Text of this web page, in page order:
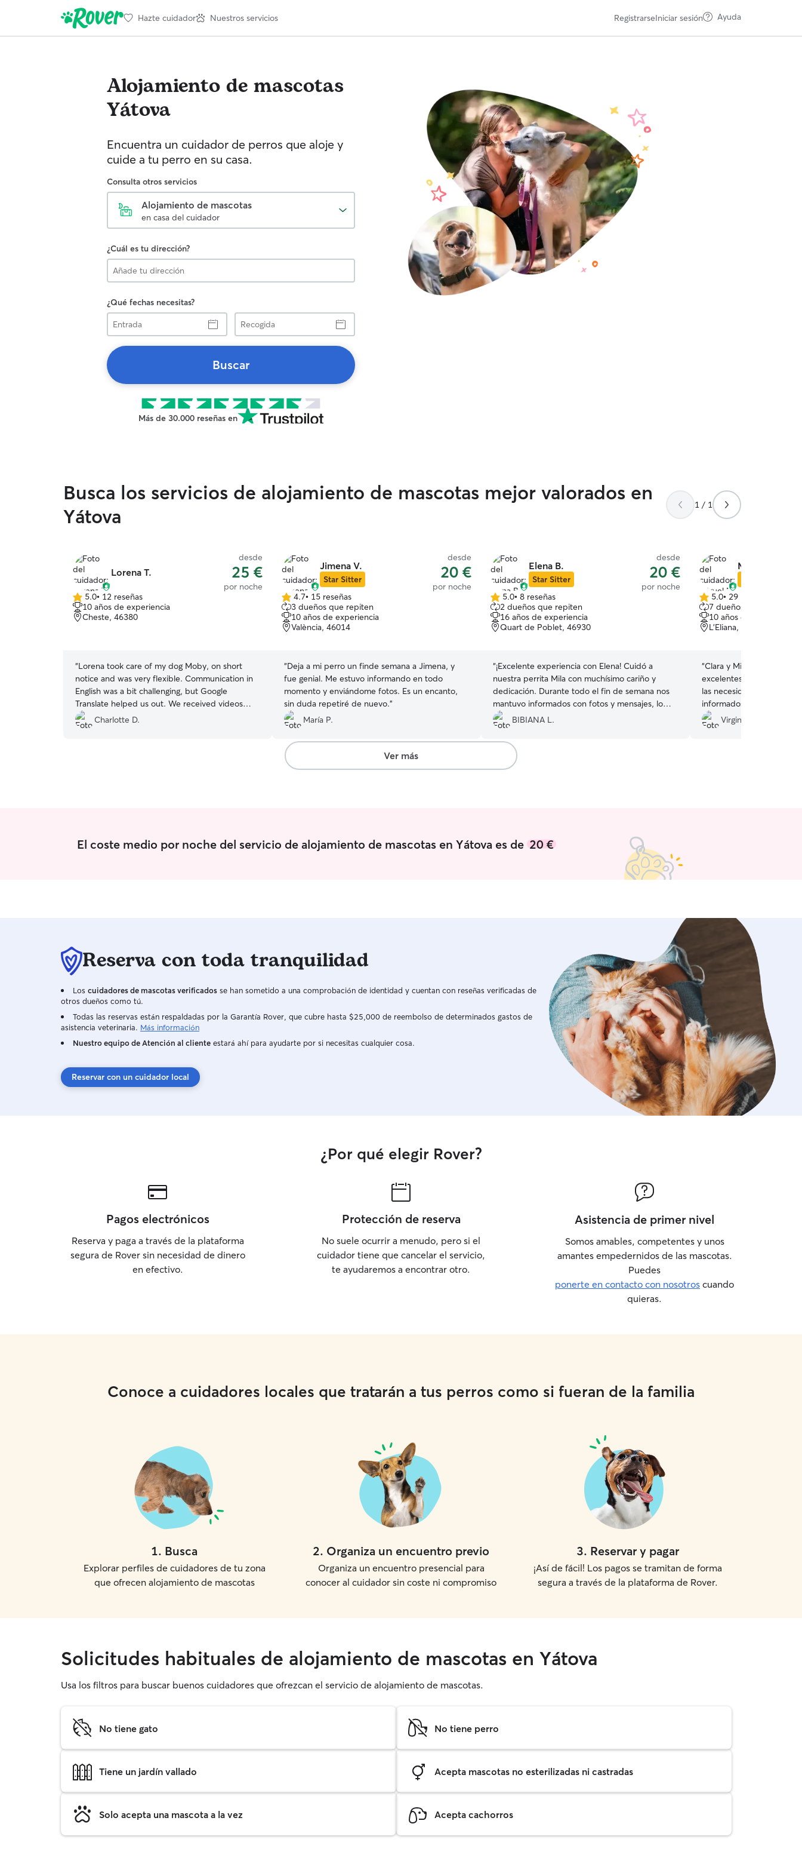
Hazte cuidador Nuestros servicios RegistrarseIniciar sesión Ayuda
Alojamiento de mascotas
Yátova
Encuentra un cuidador de perros que aloje y
cuide a tu perro en su casa.
Consulta otros servicios
Alojamiento de mascotas
en casa del cuidador
¿Cuál es tu dirección?
¿Qué fechas necesitas?
Entrada
Recogida
Buscar
Más de 30.000 reseñas en
Busca los servicios de alojamiento de mascotas mejor valorados en
Yátova
1 / 1
Lorena T.
desde
25 €
por noche
5.0
de
5
5.0• 12 reseñas
10 años de experiencia
Cheste, 46380
“Lorena took care of my dog Moby, on short
notice and was very flexible. Communication in
English was a bit challenging, but Google
Translate helped us out. We received videos
while Moby was there, playing with her dogs,
they are all very sweet. Moby had a great time,
Charlotte D.
Jimena V.
Star Sitter
desde
20 €
por noche
4.7
de
5
estrellas
4.7• 15 reseñas
3 dueños que repiten
10 años de experiencia
València, 46014
“Deja a mi perro un finde semana a Jimena, y
fue genial. Me estuvo informando en todo
momento y enviándome fotos. Es un encanto,
sin duda repetiré de nuevo.”
María P.
Elena B.
Star Sitter
desde
20 €
por noche
5.0
de
5
estrellas
5.0• 8 reseñas
2 dueños que repiten
16 años de experiencia
Quart de Poblet, 46930
“¡Excelente experiencia con Elena! Cuidó a
nuestra perrita Mila con muchísimo cariño y
dedicación. Durante todo el fin de semana nos
mantuvo informados con fotos y mensajes, lo
que nos dio mucha tranquilidad. Mila regresó
feliz, relajada y muy consentida. Sin duda la
recomendamos al 100% y volveremos a confiar
en ella. ¡Muchísimas gracias, Elena, por cuidar tan
bien de nuestra peludita!❤️🐶
BIBIANA L.
Miguel M.
5.0
de
5
estrellas
5.0• 29 reseñas
7 dueños que repiten
10 años de experiencia
L'Eliana, 46183
“Clara y Miguel han sido
excelentes. Estuvieron
las necesidades de
informados en todo
vídeos. Son unos
lugar a duda volveremos
Virginia M.
Ver más
El coste medio por noche del servicio de alojamiento de mascotas en Yátova es de20 €
Reserva con toda tranquilidad
Los cuidadores de mascotas verificados se han sometido a una comprobación de identidad y cuentan con reseñas verificadas de
otros dueños como tú.
Todas las reservas están respaldadas por la Garantía Rover, que cubre hasta $25,000 de reembolso de determinados gastos de
asistencia veterinaria. Más información
Nuestro equipo de Atención al cliente estará ahí para ayudarte por si necesitas cualquier cosa.
Reservar con un cuidador local
¿Por qué elegir Rover?
Pagos electrónicos
Reserva y paga a través de la plataforma
segura de Rover sin necesidad de dinero
en efectivo.
Protección de reserva
No suele ocurrir a menudo, pero si el
cuidador tiene que cancelar el servicio,
te ayudaremos a encontrar otro.
Asistencia de primer nivel
Somos amables, competentes y unos
amantes empedernidos de las mascotas.
Puedes
ponerte en contacto con nosotros cuando
quieras.
Conoce a cuidadores locales que tratarán a tus perros como si fueran de la familia
1. Busca
Explorar perfiles de cuidadores de tu zona
que ofrecen alojamiento de mascotas
2. Organiza un encuentro previo
Organiza un encuentro presencial para
conocer al cuidador sin coste ni compromiso
3. Reservar y pagar
¡Así de fácil! Los pagos se tramitan de forma
segura a través de la plataforma de Rover.
Solicitudes habituales de alojamiento de mascotas en Yátova
Usa los filtros para buscar buenos cuidadores que ofrezcan el servicio de alojamiento de mascotas.
No tiene gato No tiene perro
Tiene un jardín vallado Acepta mascotas no esterilizadas ni castradas
Solo acepta una mascota a la vez Acepta cachorros